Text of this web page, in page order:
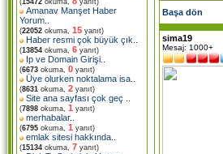
(15472 okuma, yanıt)
Amanav Manşet Haber
Yorum
(22052 okuma, 15 yanıt)
Haber resmi çok büyük çık
(13854 okuma, 6 yanıt)
Ip ve Domain Girişi
(6673 okuma, 0 yanıt)
Üye olurken noktalama isa
(8631 okuma, 2 yanıt)
Site ana sayfası çok geç
(7898 okuma, 1 yanıt)
merhabalar..
(6795 okuma, 1 yanıt)
emlak sitesi hakkında
(15134 okuma, 7 yanıt)
Başa dön
sima19
Mesaj: 1000+